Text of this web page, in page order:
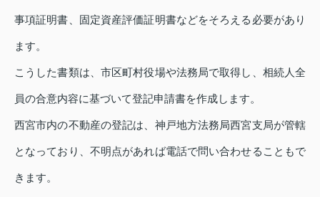
事項証明書、固定資産評価証明書などをそろえる必要があり
ます。
こうした書類は、市区町村役場や法務局で取得し、相続人全
員の合意内容に基づいて登記申請書を作成します。
西宮市内の不動産の登記は、神戸地方法務局西宮支局が管轄
となっており、不明点があれば電話で問い合わせることもで
きます。